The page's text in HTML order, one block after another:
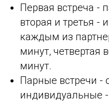
Первая встреча -
вторая и третья -
каждым из
минут, четвертая
минут.
Парные встречи -
индивидуальные